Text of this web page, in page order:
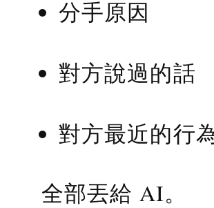
分手原因
對方說過的話
對方最近的行
全部丟給 AI。